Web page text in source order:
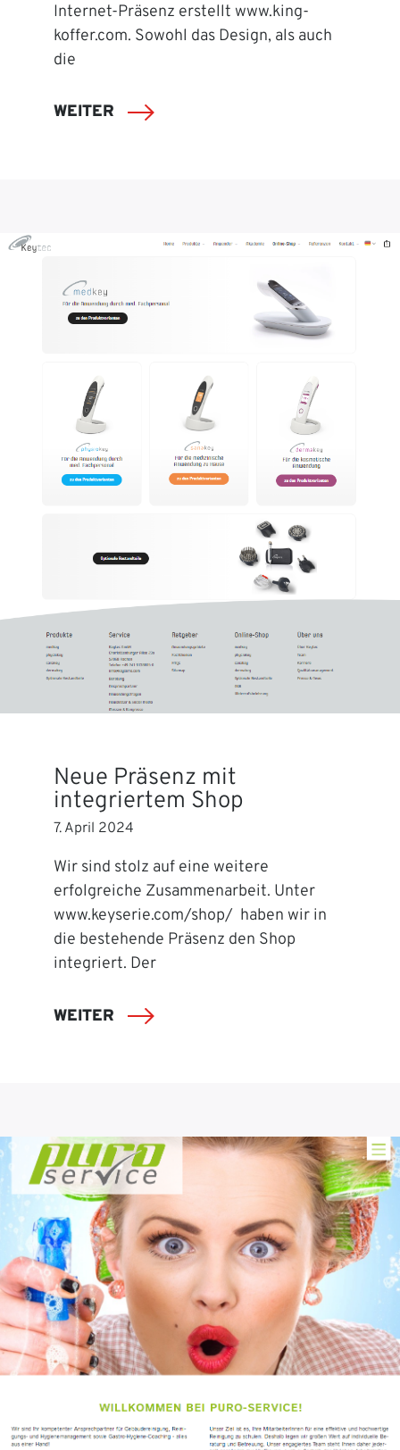
Internet-Präsenz erstellt www.king-
koffer.com. Sowohl das Design, als auch
die
WEITER
Neue Präsenz mit
integriertem Shop
7. April 2024
Wir sind stolz auf eine weitere
erfolgreiche Zusammenarbeit. Unter
www.keyserie.com/shop/ haben wir in
die bestehende Präsenz den Shop
integriert. Der
WEITER